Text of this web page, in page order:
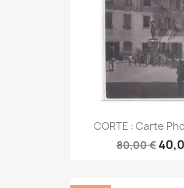
CORTE : Carte
80,00 €